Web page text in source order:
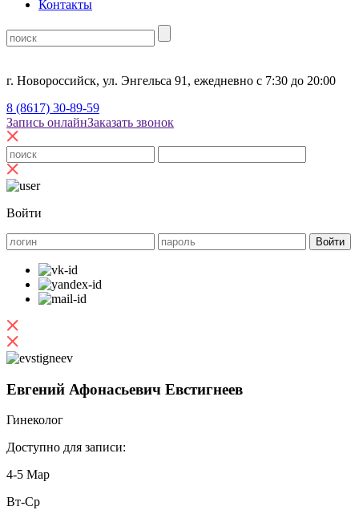
Контакты
г. Новороссийск, ул. Энгельса 91, ежедневно с 7:30 до 20:00
8 (8617) 30-89-59
Запись онлайнЗаказать звонок
Войти
Евгений Афонасьевич Евстигнеев
Гинеколог
Доступно для записи:
4-5 Мар
Вт-Ср